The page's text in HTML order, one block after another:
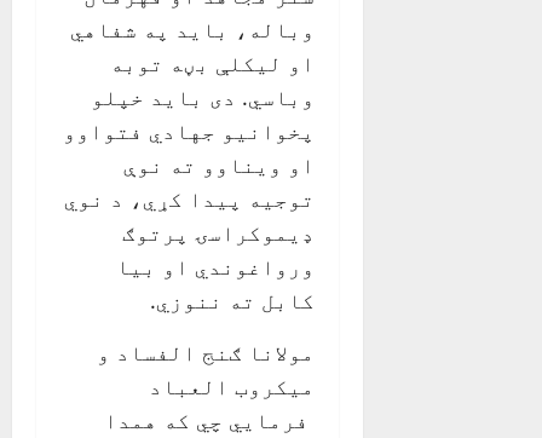
وباله، بايد په شفاهي
او ليکلې بڼه توبه
وباسي. دی بايد خپلو
پخوانيو جهادي فتواوو
او ويناوو ته نوې
توجيه پيدا کړي، د نوي
ډيموکراسۍ پرتوګ
ورواغوندي او بيا
کابل ته ننوزي.
مولانا ګنج الفساد و
ميکروب العباد
فرمايي چي که همدا